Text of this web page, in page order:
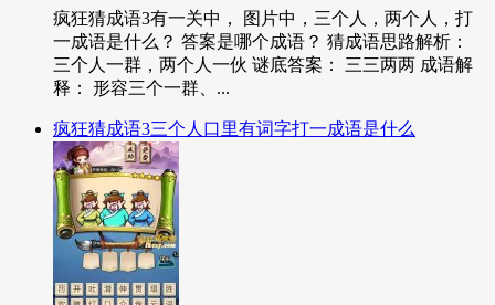
疯狂猜成语3有一关中， 图片中，三个人，两个人，打
一成语是什么？ 答案是哪个成语？ 猜成语思路解析：
三个人一群，两个人一伙 谜底答案： 三三两两 成语解
释： 形容三个一群、...
疯狂猜成语3三个人口里有词字打一成语是什么